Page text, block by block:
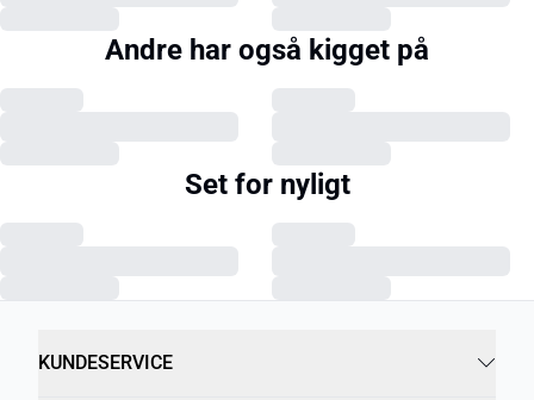
Andre har også kigget på
Set for nyligt
KUNDESERVICE